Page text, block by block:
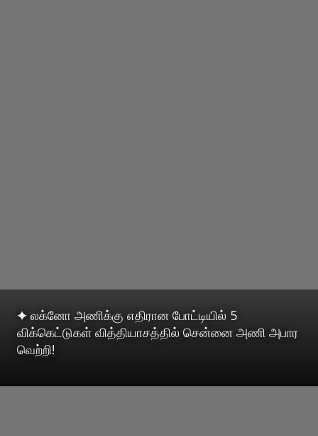
✦ லக்னோ அணிக்கு எதிரான போட்டியில் 5
விக்கெட்டுகள் வித்தியாசத்தில் சென்னை அணி அபார
வெற்றி!